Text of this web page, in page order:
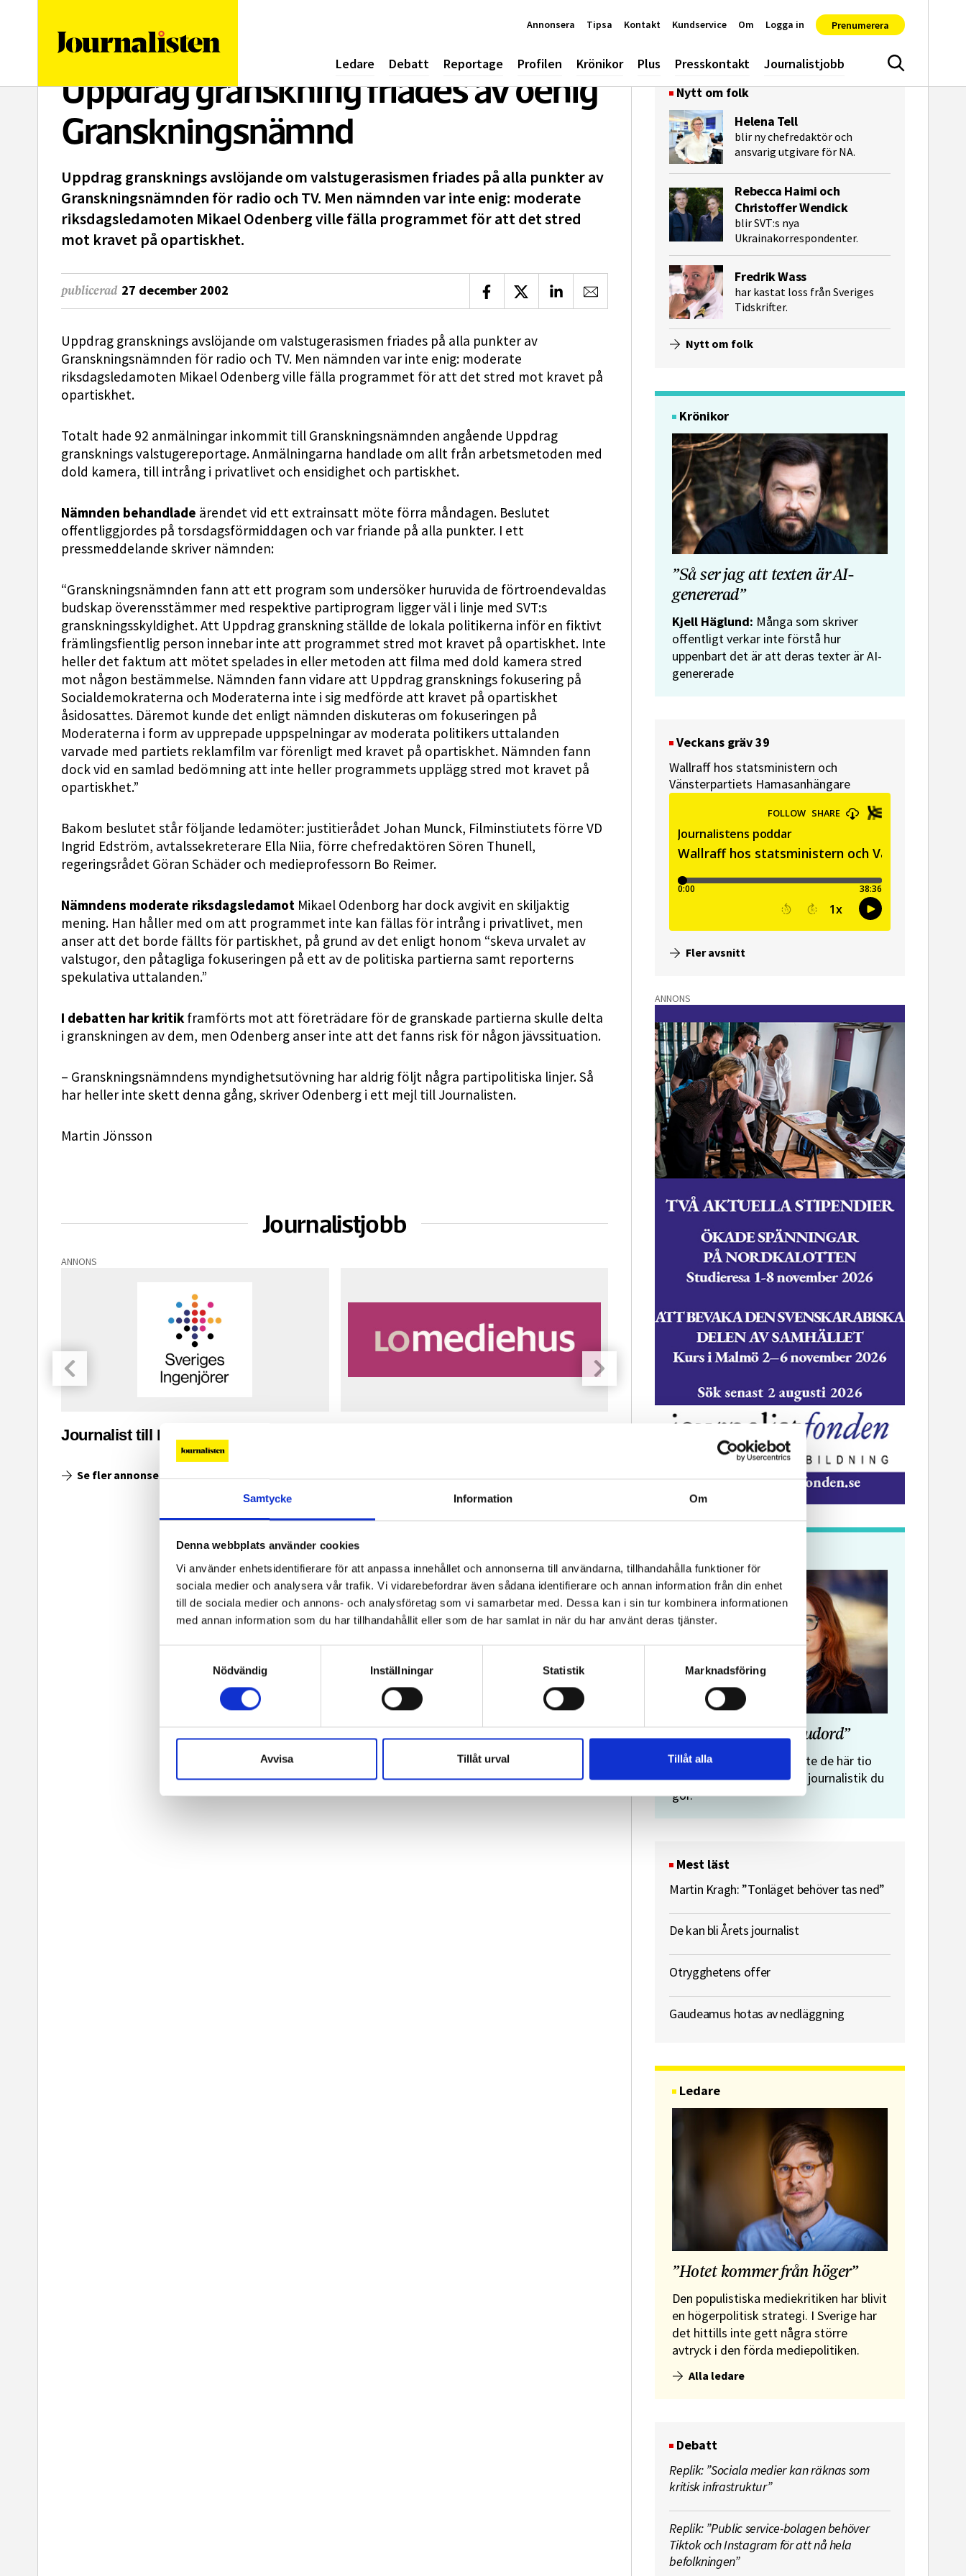
Samtycke Information Om
Denna webbplats använder cookies
Vi använder enhetsidentifierare för att anpassa innehållet och annonserna till användarna, tillhandahålla funktioner för
sociala medier och analysera vår trafik. Vi vidarebefordrar även sådana identifierare och annan information från din enhet
till de sociala medier och annons- och analysföretag som vi samarbetar med. Dessa kan i sin tur kombinera informationen
med annan information som du har tillhandahållit eller som de har samlat in när du har använt deras tjänster.
Nödvändig
Inställningar Statistik Marknadsföring
Avvisa Tillåt urval Tillåt alla
Ledare Debatt Reportage Profilen Krönikor Plus Presskontakt Journalistjobb Sök
Annonsera Tipsa Kontakt Kundservice Om Logga in Prenumerera
Uppdrag granskning friades av oenig
Granskningsnämnd
Uppdrag gransknings avslöjande om valstugerasismen friades på alla punkter av
Granskningsnämnden för radio och TV. Men nämnden var inte enig: moderate
riksdagsledamoten Mikael Odenberg ville fälla programmet för att det stred
mot kravet på opartiskhet.
publicerad 27 december 2002 Dela på Facebook
Dela på XDela på LinkedIn
Dela via e-post
Uppdrag gransknings avslöjande om valstugerasismen friades på alla punkter av
Granskningsnämnden för radio och TV. Men nämnden var inte enig: moderate
riksdagsledamoten Mikael Odenberg ville fälla programmet för att det stred mot kravet på
opartiskhet.
Totalt hade 92 anmälningar inkommit till Granskningsnämnden angående Uppdrag
gransknings valstugereportage. Anmälningarna handlade om allt från arbetsmetoden med
dold kamera, till intrång i privatlivet och ensidighet och partiskhet.
Nämnden behandlade ärendet vid ett extrainsatt möte förra måndagen. Beslutet
offentliggjordes på torsdagsförmiddagen och var friande på alla punkter. I ett
pressmeddelande skriver nämnden:
“Granskningsnämnden fann att ett program som undersöker huruvida de förtroendevaldas
budskap överensstämmer med respektive partiprogram ligger väl i linje med SVT:s
granskningsskyldighet. Att Uppdrag granskning ställde de lokala politikerna inför en fiktivt
främlingsfientlig person innebar inte att programmet stred mot kravet på opartiskhet. Inte
heller det faktum att mötet spelades in eller metoden att filma med dold kamera stred
mot någon bestämmelse. Nämnden fann vidare att Uppdrag gransknings fokusering på
Socialdemokraterna och Moderaterna inte i sig medförde att kravet på opartiskhet
åsidosattes. Däremot kunde det enligt nämnden diskuteras om fokuseringen på
Moderaterna i form av upprepade uppspelningar av moderata politikers uttalanden
varvade med partiets reklamfilm var förenligt med kravet på opartiskhet. Nämnden fann
dock vid en samlad bedömning att inte heller programmets upplägg stred mot kravet på
opartiskhet.”
Bakom beslutet står följande ledamöter: justitierådet Johan Munck, Filminstiutets förre VD
Ingrid Edström, avtalssekreterare Ella Niia, förre chefredaktören Sören Thunell,
regeringsrådet Göran Schäder och medieprofessorn Bo Reimer.
Nämndens moderate riksdagsledamot Mikael Odenborg har dock avgivit en skiljaktig
mening. Han håller med om att programmet inte kan fällas för intrång i privatlivet, men
anser att det borde fällts för partiskhet, på grund av det enligt honom “skeva urvalet av
valstugor, den påtagliga fokuseringen på ett av de politiska partierna samt reporterns
spekulativa uttalanden.”
I debatten har kritik framförts mot att företrädare för de granskade partierna skulle delta
i granskningen av dem, men Odenberg anser inte att det fanns risk för någon jävssituation.
– Granskningsnämndens myndighetsutövning har aldrig följt några partipolitiska linjer. Så
har heller inte skett denna gång, skriver Odenberg i ett mejl till Journalisten.
Martin Jönsson
Journalistjobb
ANNONS
Journalist till Ingenjoren.se
Pressekreterare till Sidas
kommunikationsenhet
Se fler annonser
Nytt om folk
Helena Tell
blir ny chefredaktör och
ansvarig utgivare för NA.
Rebecca Haimi och
Christoffer Wendick
blir SVT:s nya
Ukrainakorrespondenter.
Fredrik Wass
har kastat loss från Sveriges
Tidskrifter.
Nytt om folk
Krönikor
”Så ser jag att texten är AI-
genererad”
Kjell Häglund: Många som skriver
offentligt verkar inte förstå hur
uppenbart det är att deras texter är AI-
genererade
Veckans gräv 39
Wallraff hos statsministern och
Vänsterpartiets Hamasanhängare
Fler avsnitt
ANNONS
”Journalistens tio budord”
Malin Crona:
Följer du inte de här tio
budorden? Då är det inte journalistik du
gör.
Mest läst
Martin Kragh: ”Tonläget behöver tas ned”
De kan bli Årets journalist
Otrygghetens offer
Gaudeamus hotas av nedläggning
Ledare
”Hotet kommer från höger”
Den populistiska mediekritiken har blivit
en högerpolitisk strategi. I Sverige har
det hittills inte gett några större
avtryck i den förda mediepolitiken.
Alla ledare
Debatt
Replik: ”Sociala medier kan räknas som
kritisk infrastruktur”
Replik: ”Public service-bolagen behöver
Tiktok och Instagram för att nå hela
befolkningen”